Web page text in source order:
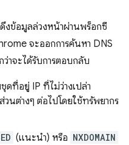
งข้อมูลล่วงหน้าผ่านพร็อกซี
จะออกการค้นหา DNS
าจะได้รับการตอบกลับ
ดที่อยู่ IP ที่ไม่ว่างเปล่า
นต่างๆ ต่อไปโดยใช้ทรัพยากร
(แนะนำ) หรือ NXDOMAIN